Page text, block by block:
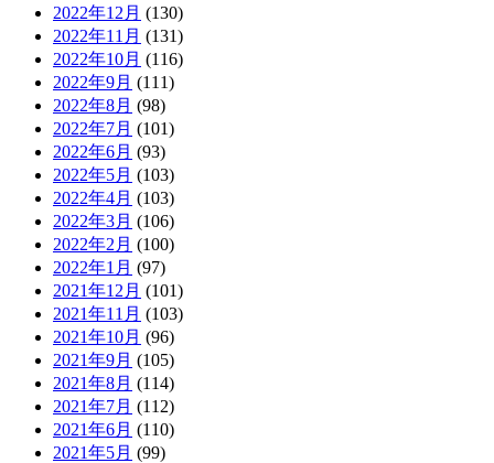
2022年12月 (130)
2022年11月 (131)
2022年10月 (116)
2022年9月 (111)
2022年8月 (98)
2022年7月 (101)
2022年6月 (93)
2022年5月 (103)
2022年4月 (103)
2022年3月 (106)
2022年2月 (100)
2022年1月 (97)
2021年12月 (101)
2021年11月 (103)
2021年10月 (96)
2021年9月 (105)
2021年8月 (114)
2021年7月 (112)
2021年6月 (110)
2021年5月 (99)